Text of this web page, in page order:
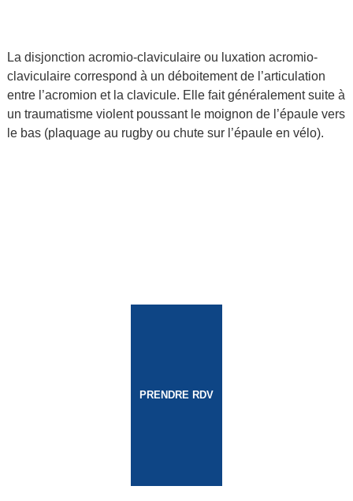
La disjonction acromio-claviculaire ou luxation acromio-
claviculaire correspond à un déboitement de l’articulation
entre l’acromion et la clavicule. Elle fait généralement suite à
un traumatisme violent poussant le moignon de l’épaule vers
le bas (plaquage au rugby ou chute sur l’épaule en vélo).
PRENDRE RDV